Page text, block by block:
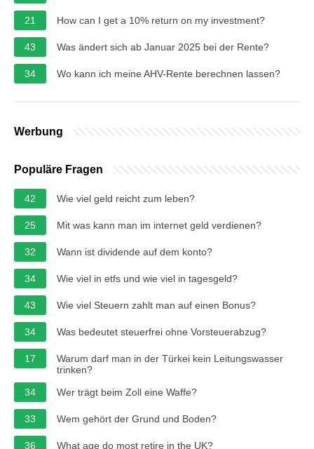
21 How can I get a 10% return on my investment?
43 Was ändert sich ab Januar 2025 bei der Rente?
34 Wo kann ich meine AHV-Rente berechnen lassen?
Werbung
Populäre Fragen
42 Wie viel geld reicht zum leben?
25 Mit was kann man im internet geld verdienen?
32 Wann ist dividende auf dem konto?
34 Wie viel in etfs und wie viel in tagesgeld?
43 Wie viel Steuern zahlt man auf einen Bonus?
34 Was bedeutet steuerfrei ohne Vorsteuerabzug?
17
Warum darf man in der Türkei kein Leitungswasser
trinken?
34
Wer trägt beim Zoll eine Waffe?
33 Wem gehört der Grund und Boden?
36 What age do most retire in the UK?